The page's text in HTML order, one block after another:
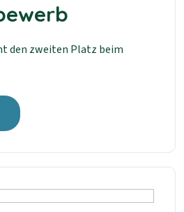
den zweiten Platz beim